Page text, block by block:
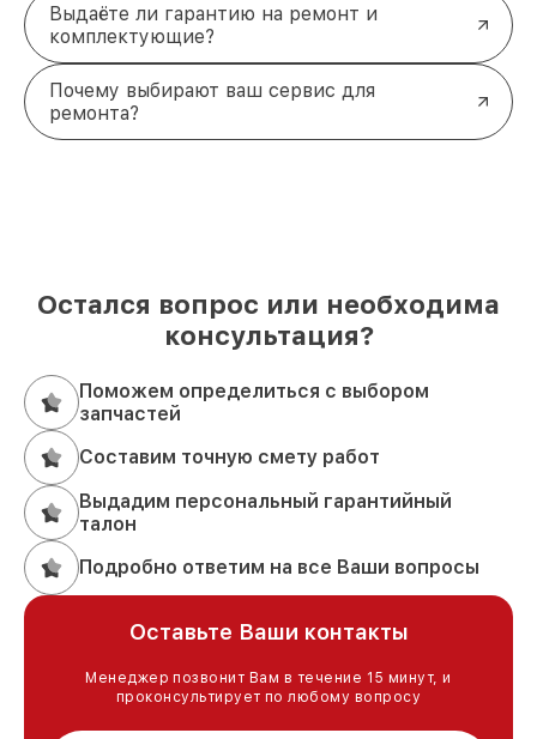
Выдаёте ли гарантию на ремонт и
комплектующие?
Почему выбирают ваш сервис для
ремонта?
Остался вопрос или необходима
консультация?
Поможем определиться с выбором
запчастей
Составим точную смету работ
Выдадим персональный гарантийный
талон
Подробно ответим на все Ваши вопросы
Оставьте Ваши контакты
Менеджер позвонит Вам в течение 15 минут, и
проконсультирует по любому вопросу